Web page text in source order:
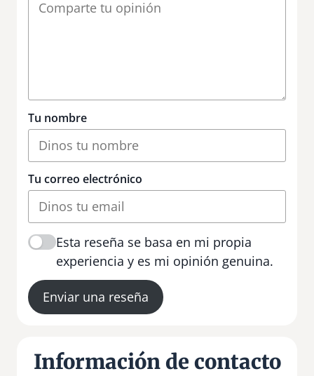
Tu nombre
Tu correo electrónico
Esta reseña se basa en mi propia
experiencia y es mi opinión genuina.
Enviar una reseña
Información de contacto